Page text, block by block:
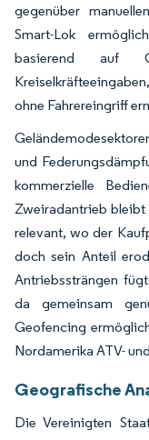
gegenüber
Smart-Lok
basierend auf
ohne Fahrereingriff
und
kommerzielle
Zweiradantrieb
relevant, wo der
doch sein Anteil
Antriebssträngen
da gemeinsam
Geofencing
Nordamerika ATV-
Geografische
Die Vereinigten